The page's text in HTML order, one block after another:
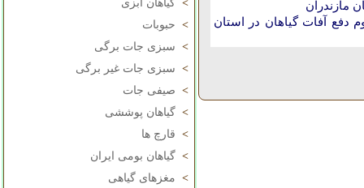
> گیاهان آبزی
> حبوبات
> سبزی جات برگی
> سبزی جات غیر برگی
> صیفی جات
> گیاهان پوششی
> قارچ ها
> گیاهان بومی ایران
> مغزهای گیاهی
مازندران
آفات گیاهان در استان